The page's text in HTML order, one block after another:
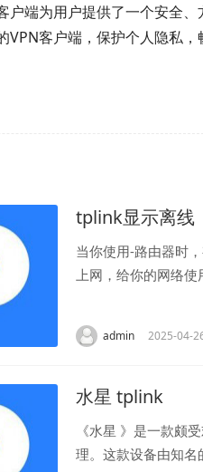
户端为用户提供了一个安全
客户端，保护个人隐私，
tplink显示离线
当你使用-路由器时
上网，给你的网络
admin 2025-04-
水星 tplink
《水星 》是一款颇
理。这款设备由知